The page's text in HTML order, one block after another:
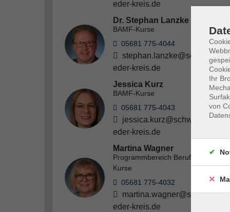
eder-kreis.de
Dr. Stephan Lanzke
BAMF-Kurse
05681 775-4044
stephan.lanzke@schwalm-
eder-kreis.de
Jessica Kurz
BAMF-Kurse
05681 775-4043
jessica.kurz@schwalm-
eder-kreis.de
Martina Wagner
Programmbereich Beruf; BAMF-
Kurse
05681 775-4032
martina.wagner@schwalm-
eder-kreis.de
Ihr
von